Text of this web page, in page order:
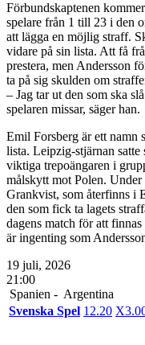
Förbundskaptenen
spelare från 1 till 23 i den
att lägga en möjlig straff.
vidare på sin lista. Att få
prestera, men Andersson
ta på sig skulden om
– Jag tar ut den som ska
spelaren missar, säger han.
Emil Forsberg är ett namn
lista. Leipzig-stjärnan
viktiga trepoängaren i
målskytt mot Polen.
Grankvist, som återfinns i
den som fick ta lagets
dagens match för att
är ingenting som
19 juli, 2026
21:00
Spanien - Argentina
Svenska Spel 12.20 X